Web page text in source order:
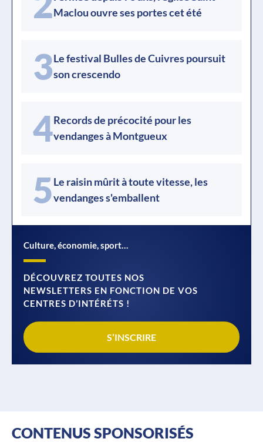
Maclou ouvre ses portes cet été
3Le festival Bulles de Cuivres poursuit
son crescendo
4Records de précocité pour les
vendanges à Montgueux
5Le raisin mûrit à toute vitesse, les
vendanges s'emballent
Culture, économie, sport…
DÉCOUVREZ TOUTES NOS
NEWSLETTERS EN FONCTION DE VOS
CENTRES D’INTÉRÉTS !
S’INSCRIRE
CONTENUS SPONSORISÉS